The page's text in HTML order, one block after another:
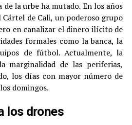
la urbe ha mutado. En los años
Cártel de Cali, un poderoso grupo
en canalizar el dinero ilícito de
formales como la banca, la
de fútbol. Actualmente, la
marginalidad de las periferias,
los días con mayor número de
domingos.
los drones